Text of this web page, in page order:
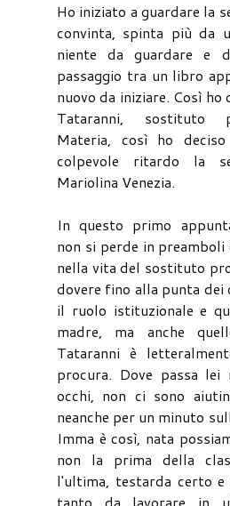
Ho iniziato a guardare la
convinta, spinta più da
niente da guardare e
passaggio tra un libro
nuovo da iniziare. Così
Tataranni, sostituto
Materia, così ho
colpevole ritardo la
Mariolina Venezia.
In questo primo
non si perde in
nella vita del sostituto
dovere fino alla punta dei
il ruolo istituzionale e
madre, ma anche
Tataranni è
procura. Dove passa lei
occhi, non ci sono
neanche per un minuto
Imma è così, nata
non la prima della
l'ultima, testarda certo